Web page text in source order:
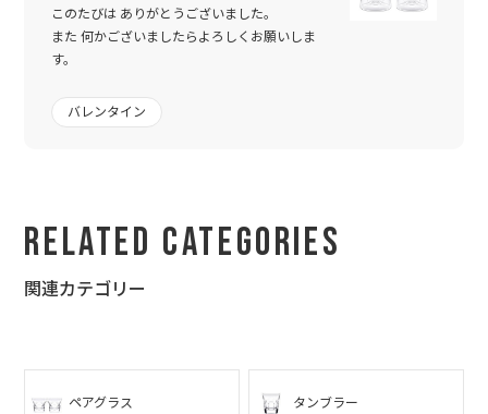
このたびは ありがとうございました。
また 何かございましたらよろしくお願いしま
す。
バレンタイン
Related Categories
関連カテゴリー
ペアグラス タンブラー